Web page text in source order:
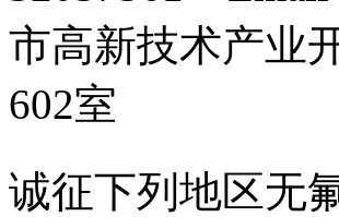
市高新技术产业
602室
诚征下列地区无